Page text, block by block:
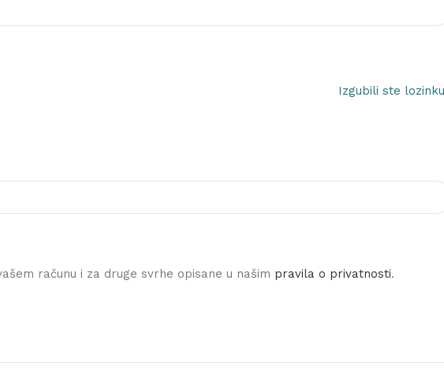
Izgubili ste
računu i za druge svrhe opisane u našim pravila o privatnosti.